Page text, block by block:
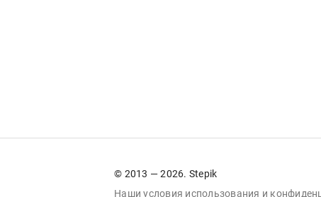
© 2013 — 2026. Stepik
Наши условия использования и